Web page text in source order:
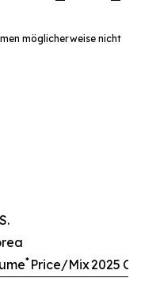
möglicherweise nicht
S.
* Price/Mix2025